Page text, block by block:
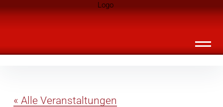
überspringen
Landknirpse – Die Zeitschrift für Leute
« Alle Veranstaltungen